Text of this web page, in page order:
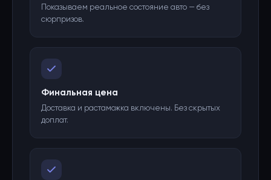
Показываем реальное состояние авто — без
сюрпризов.
Финальная цена
Доставка и растаможка включены. Без скрытых
доплат.